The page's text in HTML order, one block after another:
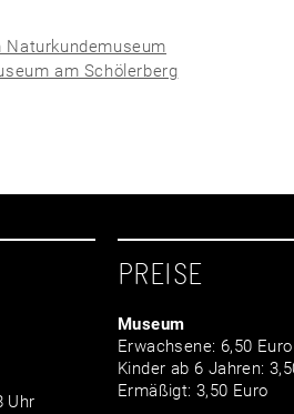
Naturkundemuseum
am Schölerberg
Uhr
PREISE
Museum
Erwachsene: 6,50 Euro
Kinder ab 6 Jahren:
Ermäßigt: 3,50 Euro